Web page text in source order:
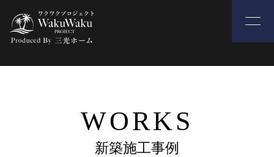
新築施工事例
WORKS